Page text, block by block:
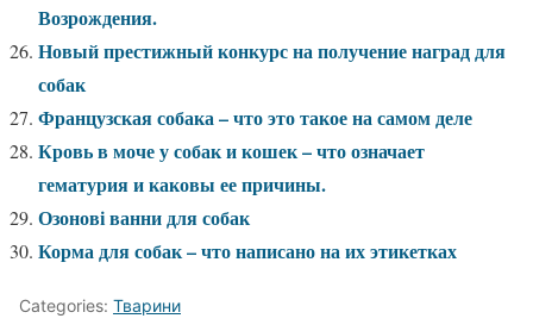
Возрождения.
Новый престижный конкурс на получение наград для
собак
Французская собака – что это такое на самом деле
Кровь в моче у собак и кошек – что означает
гематурия и каковы ее причины.
Озонові ванни для собак
Корма для собак – что написано на их этикетках
Categories: Тварини